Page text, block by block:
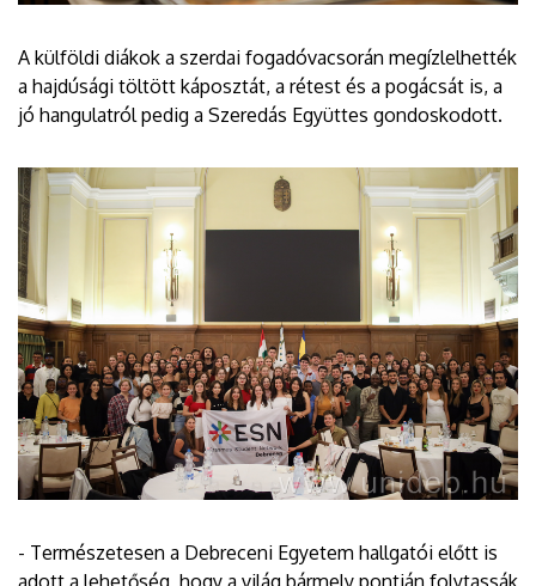
A külföldi diákok a szerdai fogadóvacsorán megízlelhették
a hajdúsági töltött káposztát, a rétest és a pogácsát is, a
jó hangulatról pedig a Szeredás Együttes gondoskodott.
- Természetesen a Debreceni Egyetem hallgatói előtt is